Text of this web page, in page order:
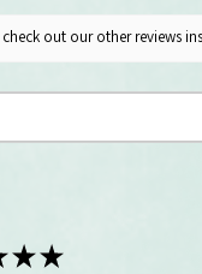
out our other reviews
★★